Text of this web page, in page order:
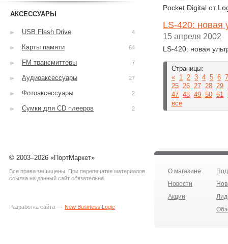
Pocket Digital от
LS-420: новая
15 апреля 2002
LS-420: новая
Страницы:
« 1 2 3 4 5 6 7
25 26 27 28 29
47 48 49 50 51
все
АКСЕССУАРЫ
USB Flash Drive 4
Карты памяти 64
FM трансмиттеры 7
Аудиоаксессуары 27
Фотоаксессуары 2
Сумки для CD плееров 2
© 2003–2026 «ПортМаркет»
Все права защищены. При перепечатке материалов
ссылка на данный сайт обязательна.
Разработка сайта — New Business Logic
О магазине
Новости
Акции